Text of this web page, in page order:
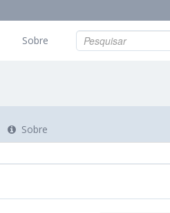
Sobre
Sobre